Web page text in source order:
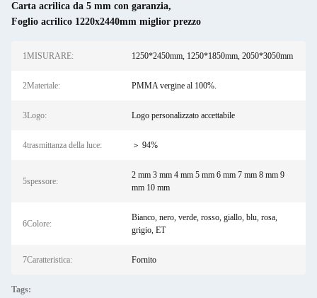
Carta acrilica da 5 mm con garanzia,
Foglio acrilico 1220x2440mm miglior prezzo
1MISURARE: 1250*2450mm, 1250*1850mm, 2050*3050mm
2Materiale: PMMA vergine al 100%.
3Logo: Logo personalizzato accettabile
4trasmittanza della luce: ＞ 94%
5spessore:
2 mm 3 mm 4 mm 5 mm 6 mm 7 mm 8 mm 9
mm 10 mm
6Colore:
Bianco, nero, verde, rosso, giallo, blu, rosa,
grigio, ET
7Caratteristica: Fornito
Tags: